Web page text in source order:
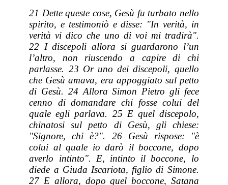
21 Dette queste cose, Gesù fu turbato nello
spirito, e testimoniò e disse: "In verità, in
verità vi dico che uno di voi mi tradirà".
22 I discepoli allora si guardarono l’un
l’altro, non riuscendo a capire di chi
parlasse. 23 Or uno dei discepoli, quello
che Gesù amava, era appoggiato sul petto
di Gesù. 24 Allora Simon Pietro gli fece
cenno di domandare chi fosse colui del
quale egli parlava. 25 E quel discepolo,
chinatosi sul petto di Gesù, gli chiese:
"Signore, chi è?". 26 Gesù rispose: "è
colui al quale io darò il boccone, dopo
averlo intinto". E, intinto il boccone, lo
diede a Giuda Iscariota, figlio di Simone.
27 E allora, dopo quel boccone, Satana